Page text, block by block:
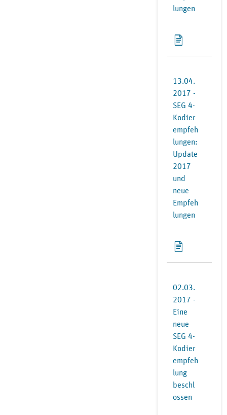
lungen
13.04.
2017 -
SEG 4-
Kodier
empfeh
lungen:
Update
2017
und
neue
Empfeh
lungen
02.03.
2017 -
Eine
neue
SEG 4-
Kodier
empfeh
lung
beschl
ossen